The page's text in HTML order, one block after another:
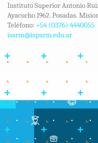
Instituto Superior Antonio
Ayacucho 1962. Posadas.
Teléfono: +54 (0376) 4440055
isarm@isparm.edu.ar